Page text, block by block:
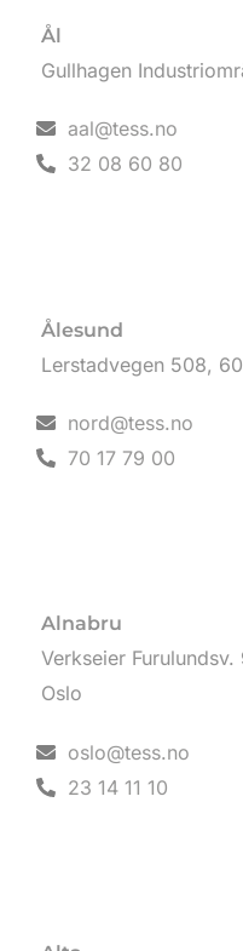
Ål
Gullhagen
aal@tess.no
32 08 60 80
Ålesund
Lerstadvegen 508,
nord@tess.no
70 17 79 00
Alnabru
Verkseier
Oslo
oslo@tess.no
23 14 11 10